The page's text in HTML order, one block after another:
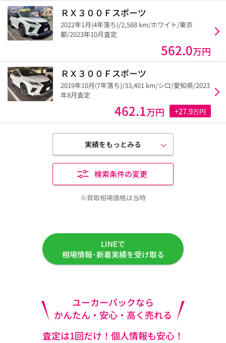
ＲＸ３００Ｆスポーツ
2022年1月(4年落ち)/2,588 km/ホワイト/東京
都/2023年10月査定
562.0万円
ＲＸ３００Ｆスポーツ
2019年10月(7年落ち)/33,401 km/シロ/愛知県/2023
年8月査定
462.1万円 +27.9万円
実績をもっとみる
検索条件の変更
※買取相場価格は当時
LINEで
相場情報･新着実績を受け取る
ユーカーパックなら
かんたん・安心・高く売れる
査定は1回だけ！個人情報も安心！